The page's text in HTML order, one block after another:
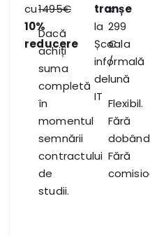
cu
10%
reducere
1495€
Dacă
achiți
suma
completă
în
momentul
semnării
contractului
de
studii.
tranșe
la
Școala
informală
de
IT
x
299
€
/
lună
Flexibil.
Fără
Fără